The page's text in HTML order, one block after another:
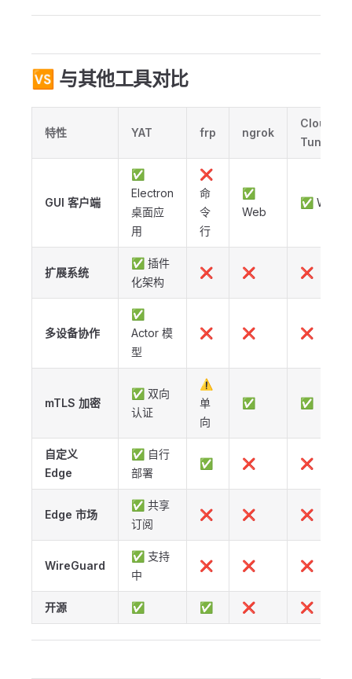
🆚 与其他工具对比
特性 YAT frp ngrok
Tunnel
GUI 客户端
✅
Electron
桌面应
用
❌
命
令
行
✅
Web
✅ Web
扩展系统
✅ 插件
化架构
❌ ❌ ❌
多设备协作
✅
Actor 模
型
❌ ❌ ❌
mTLS 加密
✅ 双向
认证
⚠️
单
向
✅ ✅
自定义
Edge
✅ 自行
部署
✅ ❌ ❌
Edge 市场
✅ 共享
订阅
❌ ❌ ❌
WireGuard
✅ 支持
中
❌ ❌ ❌
开源 ✅ ✅ ❌ ❌